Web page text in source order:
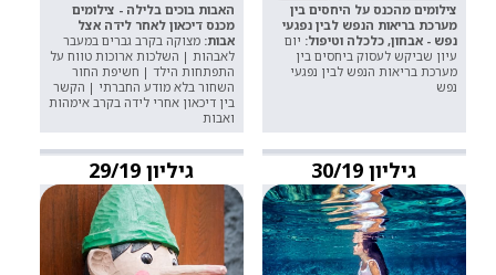
צילומים מהכנס על היחסים בין
מערכת בריאות הנפש לבין נפגעי
נפש - אבחון, כלכלה וטיפול: יום
עיון שביקש לעסוק ביחסים בין
מערכת בריאות הנפש לבין נפגעי
נפש
האבות בוכים בלילה - צילומים
מכנס דיכאון לאחר לידה אצל
אבות: מצוקה בקרב גברים במעבר
לאבהות | השלכות ארוכות טווח על
התפתחות הילד | חשיפת החור
השחור בלא מודע החברתי | הקשר
בין דיכאון אחרי לידה בקרב אימהות
ואבות
גיליון 30/19 גיליון 29/19